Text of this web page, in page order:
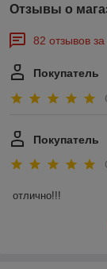
Отзывы о
82 отзывов
Покупатель
Покупатель
отлично!!!